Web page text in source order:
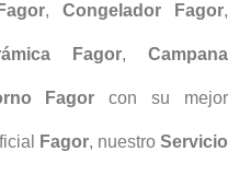
,Congelador Fagor,
Fagor, Campana
Fagor con su mejor
Fagor, nuestroServicio